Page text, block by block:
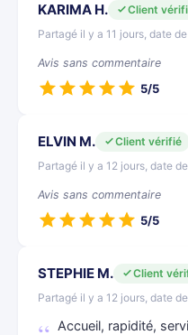
KARIMA H.
Client
Partagé il y a 11 jours, date
Avis sans commentaire
5/5
ELVIN M.
Client vérifié
Partagé il y a 12 jours, date
Avis sans commentaire
5/5
STEPHIE M.
Client
Partagé il y a 12 jours, date
Accueil, rapidité,